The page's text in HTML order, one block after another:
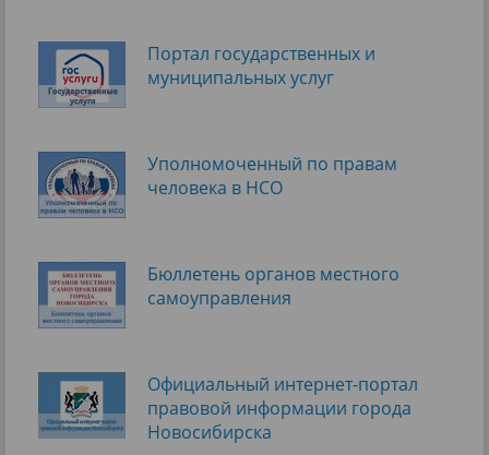
Портал государственных и
муниципальных услуг
Уполномоченный по правам
человека в НСО
Бюллетень органов местного
самоуправления
Официальный интернет-портал
правовой информации города
Новосибирска